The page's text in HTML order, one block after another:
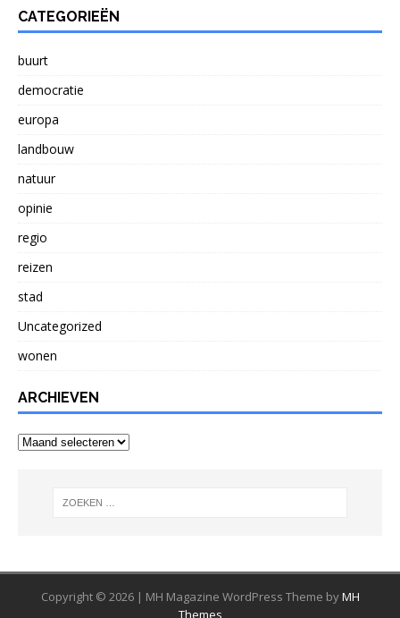
CATEGORIEËN
buurt
democratie
europa
landbouw
natuur
opinie
regio
reizen
stad
Uncategorized
wonen
ARCHIEVEN
Archieven
Copyright © 2026 | MH Magazine WordPress Theme byMH
Themes